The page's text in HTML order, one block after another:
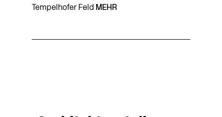
Tempelhofer Feld MEHR